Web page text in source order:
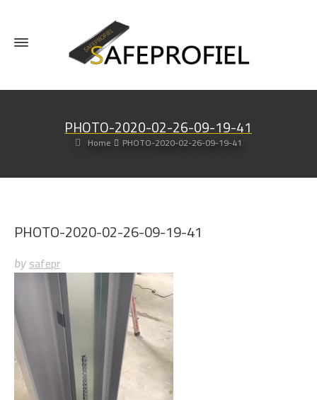
PHOTO-2020-02-26-09-19-41
Home PHOTO-2020-02-26-09-19-41
PHOTO-2020-02-26-09-19-41
by safepr